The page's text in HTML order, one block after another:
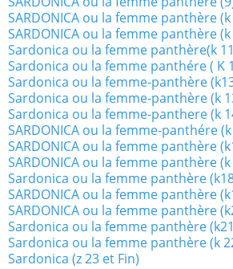
SARDONICA ou la femme panthère (k
SARDONICA ou la femme panthère (k
Sardonica ou la femme panthère(k
Sardonica ou la femme panthére ( K
Sardonica ou la femme-panthère
Sardonica ou la femme-panthère (k
Sardonica ou la femme-panthere (k
SARDONICA ou la femme-panthére (k
SARDONICA ou la femme panthère
SARDONICA ou la femme panthère (k
Sardonica ou la femme panthère
SARDONICA ou la femme panthère
SARDONICA ou la femme panthère
Sardonica ou la femme panthère
Sardonica ou la femme panthère (k
Sardonica (z 23 et Fin)